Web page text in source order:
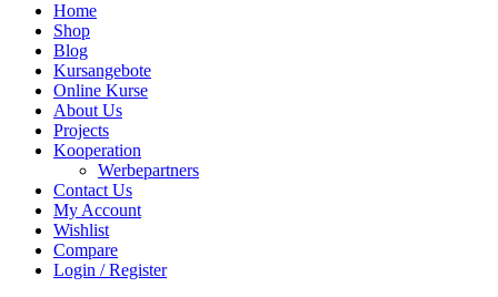
Home
Shop
Blog
Kursangebote
Online Kurse
About Us
Projects
Kooperation
Werbepartners
Contact Us
My Account
Wishlist
Compare
Login / Register